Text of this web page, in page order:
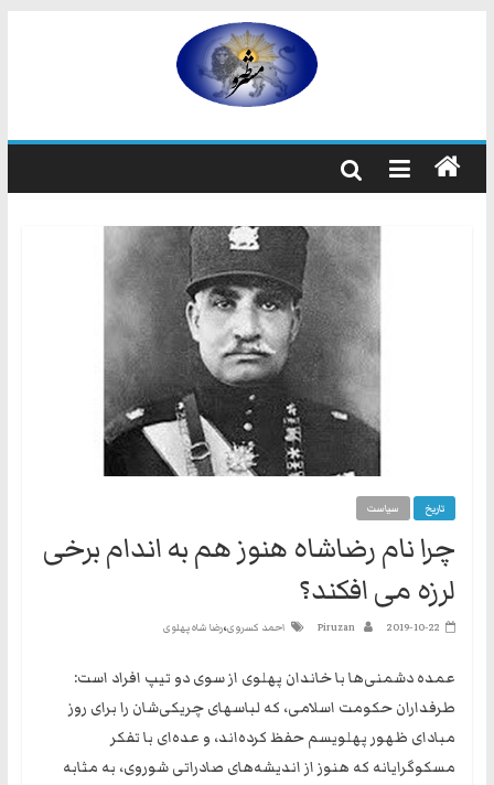
مشروطه
مشروطه
حزب
نیست
بلکه
راه
و
شیوه
ایرانیانی
است
که
هم
به
گفتند
و
مشروعه
تاریخ سیاست
چرا نام رضاشاه هنوز هم به اندام برخی
لرزه می افکند؟
2019-10-22
Piruzan احمد کسروی،رضا شاه پهلوی
عمده دشمنی‌ها با خاندان پهلوی از سوی دو تیپ افراد است:
طرفداران حکومت اسلامی، که لباسهای چریکی‌شان را برای روز
مبادای ظهور پهلویسم حفظ کرده‌اند، و عده‌ای با تفکر
مسکوگرایانه که هنوز از اندیشه‌های صادراتی شوروی، به مثابه